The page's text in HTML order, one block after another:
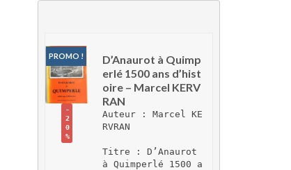
PROMO !
-
2
0
%
D’Anaurot à Quimp
erlé 1500 ans d’hist
oire – Marcel KERV
RAN
Auteur : Marcel KE
RVRAN
Titre : D’Anaurot
à Quimperlé 1500 a